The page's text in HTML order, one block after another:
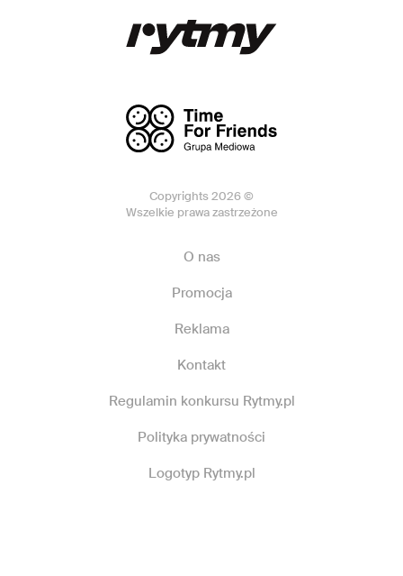
Copyrights 2026 ©
Wszelkie prawa zastrzeżone
O nas
Promocja
Reklama
Kontakt
Regulamin konkursu Rytmy.pl
Polityka prywatności
Logotyp Rytmy.pl